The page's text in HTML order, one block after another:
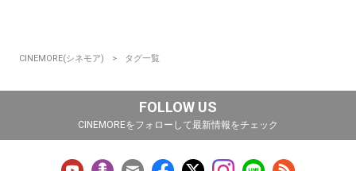
CINEMORE(シネモア) タグ一覧
FOLLOW US
CINEMOREをフォローして最新情報をチェック